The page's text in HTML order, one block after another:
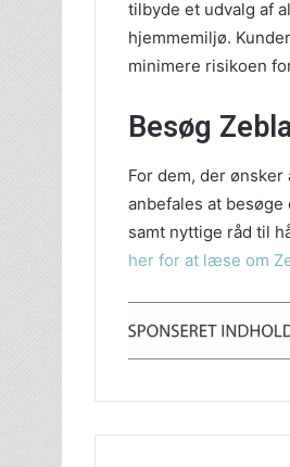
tilbyde et udvalg af
hjemmemiljø.
minimere risikoen
Besøg
For dem, der
anbefales at
samt nyttige råd til
her for at læse om